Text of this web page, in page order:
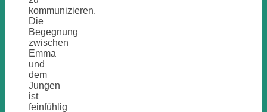
kommunizieren.
Die
Begegnung
zwischen
Emma
und
dem
Jungen
ist
feinfühlig